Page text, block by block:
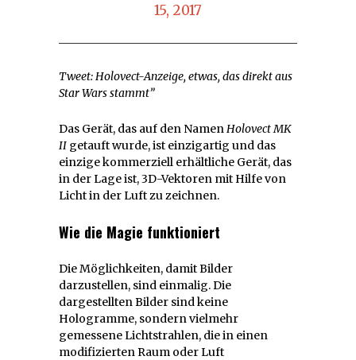
15, 2017
Tweet: Holovect-Anzeige, etwas, das direkt aus
Star Wars stammt”
Das Gerät, das auf den NamenHolovect MK
II getauft wurde, ist einzigartig und das
einzige kommerziell erhältliche Gerät, das
in der Lage ist, 3D-Vektoren mit Hilfe von
Licht in der Luft zu zeichnen.
Wie die Magie funktioniert
Die Möglichkeiten, damit Bilder
darzustellen, sind einmalig. Die
dargestellten Bilder sind keine
Hologramme, sondern vielmehr
gemessene Lichtstrahlen, die in einen
modifizierten Raum oder Luft